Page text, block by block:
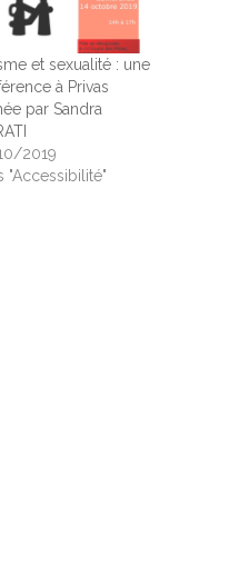
et sexualité : une
à Privas
par Sandra
2019
"Accessibilité"